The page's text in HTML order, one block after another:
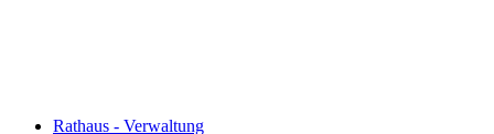
Rathaus - Verwaltung